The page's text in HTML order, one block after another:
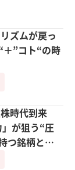
ズムが戻っ
＋”コト“の時
時代到来
が狙う“圧
つ銘柄と